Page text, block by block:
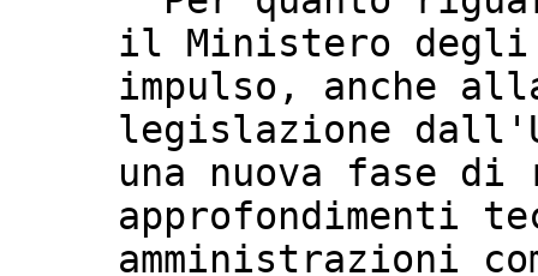
il Ministero
impulso, anche
legislazione
una nuova fase
approfondimenti
amministrazioni